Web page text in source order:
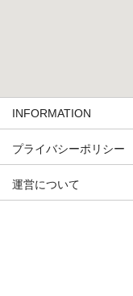
INFORMATION
プライバシーポリシー
運営について